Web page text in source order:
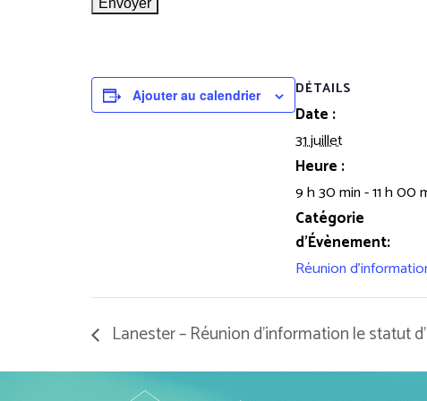
Ajouter au calendrier DÉTAILS
Date :
31 juillet
Heure :
9 h 30 min - 11 h 00
Catégorie
d’Évènement:
Réunion
Lanester – Réunion d’information le statut